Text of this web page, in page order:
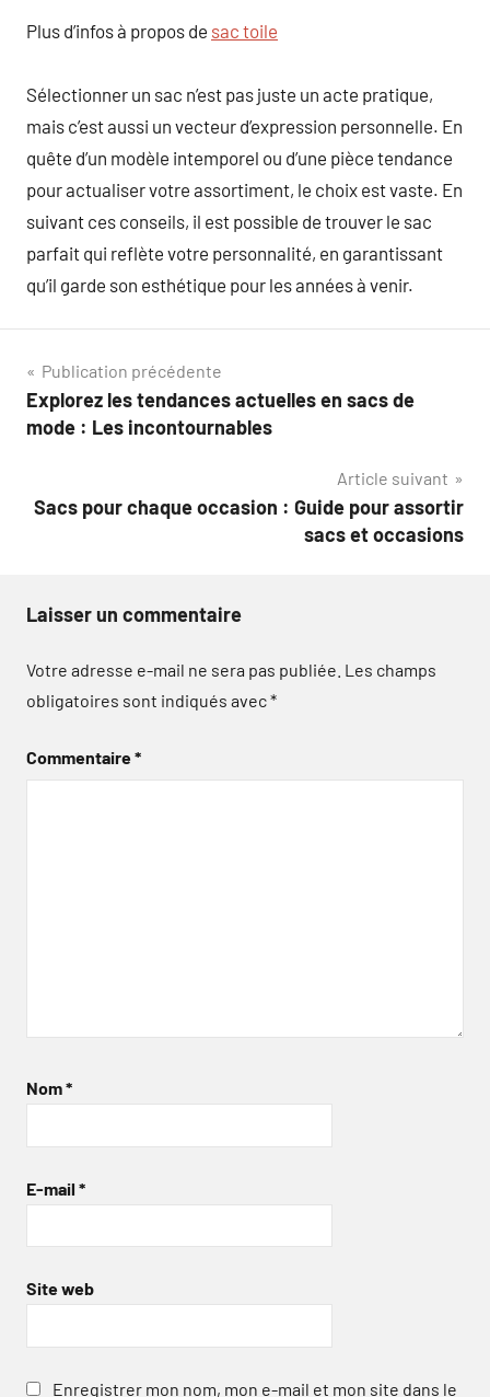
Plus d’infos à propos de sac toile
Sélectionner un sac n’est pas juste un acte pratique,
mais c’est aussi un vecteur d’expression personnelle. En
quête d’un modèle intemporel ou d’une pièce tendance
pour actualiser votre assortiment, le choix est vaste. En
suivant ces conseils, il est possible de trouver le sac
parfait qui reflète votre personnalité, en garantissant
qu’il garde son esthétique pour les années à venir.
Navigation
de
Publication précédente
Explorez les tendances actuelles en sacs de
mode : Les incontournables
Article suivant
Sacs pour chaque occasion : Guide pour assortir
sacs et occasions
Laisser un commentaire
Votre adresse e-mail ne sera pas publiée. Les champs
obligatoires sont indiqués avec*
Commentaire*
Nom*
E-mail *
Site web
Enregistrer mon nom, mon e-mail et mon site dans le